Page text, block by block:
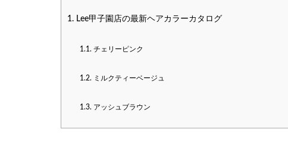
1. Lee甲子園店の最新ヘアカラーカタログ
1.1. チェリーピンク
1.2. ミルクティーベージュ
1.3. アッシュブラウン